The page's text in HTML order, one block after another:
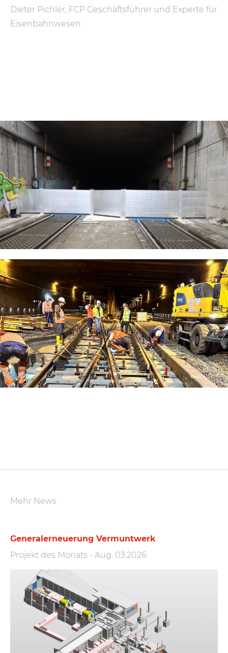
Dieter Pichler, FCP Geschäftsführer und Experte für
Eisenbahnwesen
Mehr News
Generalerneuerung Vermuntwerk
Projekt des Monats - Aug. 03.2026